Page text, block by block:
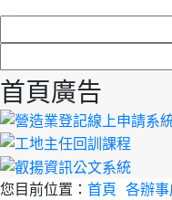
首頁廣告
您目前位置： 首頁 各辦事